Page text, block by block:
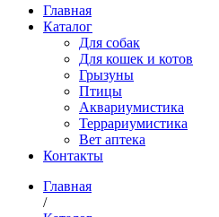
Главная
Каталог
Для собак
Для кошек и котов
Грызуны
Птицы
Аквариумистика
Террариумистика
Вет аптека
Контакты
Главная
/